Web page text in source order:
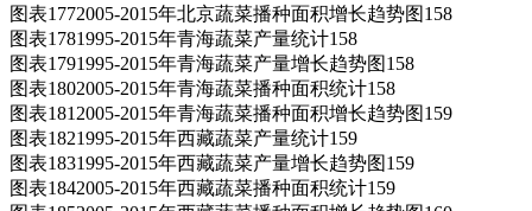
图表1772005-2015年北京蔬菜播种面积增长趋势图158
图表1781995-2015年青海蔬菜产量统计158
图表1791995-2015年青海蔬菜产量增长趋势图158
图表1802005-2015年青海蔬菜播种面积统计158
图表1812005-2015年青海蔬菜播种面积增长趋势图159
图表1821995-2015年西藏蔬菜产量统计159
图表1831995-2015年西藏蔬菜产量增长趋势图159
图表1842005-2015年西藏蔬菜播种面积统计159